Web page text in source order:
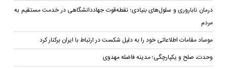
درمان ناباروری و سلول‌های بنیادی؛ نقطه‌قوت جهاددانشگاهی در خدمت مستقیم به
مردم
موساد مقامات اطلاعاتی خود را به دلیل شکست در ارتباط با ایران برکنار کرد
وحدت، صلح و یکپارچگی؛ مدینه فاضله مهدوی